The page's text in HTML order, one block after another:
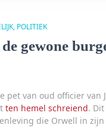
POLITIEK
gewone
pet van oud officier van
ten hemel schreiend.
die Orwell in